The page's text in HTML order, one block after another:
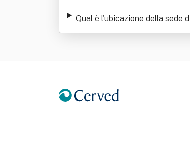
Qual è l'ubicazione della sede